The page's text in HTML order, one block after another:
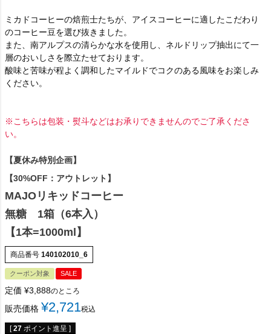
ミカドコーヒーの焙煎士たちが、アイスコーヒーに適したこだわり
のコーヒー豆を選び抜きました。
また、南アルプスの清らかな水を使用し、ネルドリップ抽出にて一
層のおいしさを際立たせております。
酸味と苦味が程よく調和したマイルドでコクのある風味をお楽しみ
ください。
※こちらは包装・熨斗などはお承りできませんのでご了承くださ
い。
【夏休み特別企画】
【30%OFF：アウトレット】
MAJOリキッドコーヒー
無糖 1箱（6本入）
【1本=1000ml】
商品番号 140102010_6
クーポン対象 SALE
定価 ¥3,888のところ
販売価格 ¥2,721税込
[ 27 ポイント進呈 ]